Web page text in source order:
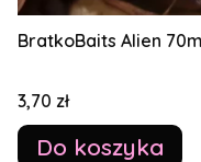
BratkoBaits Alien
Cena
3,70 zł
Do koszyka